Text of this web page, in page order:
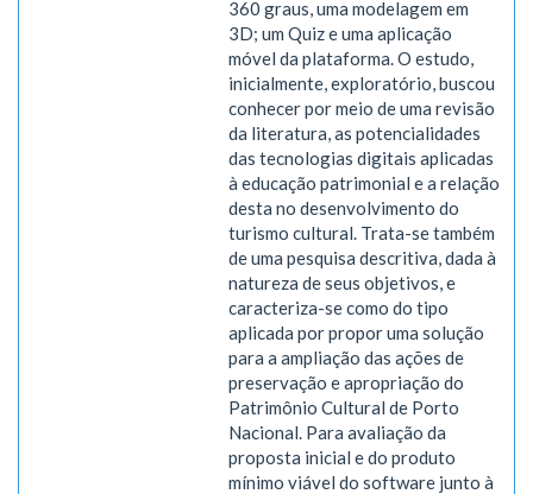
360 graus, uma modelagem em
3D; um Quiz e uma aplicação
móvel da plataforma. O estudo,
inicialmente, exploratório, buscou
conhecer por meio de uma revisão
da literatura, as potencialidades
das tecnologias digitais aplicadas
à educação patrimonial e a relação
desta no desenvolvimento do
turismo cultural. Trata-se também
de uma pesquisa descritiva, dada à
natureza de seus objetivos, e
caracteriza-se como do tipo
aplicada por propor uma solução
para a ampliação das ações de
preservação e apropriação do
Patrimônio Cultural de Porto
Nacional. Para avaliação da
proposta inicial e do produto
mínimo viável do software junto à